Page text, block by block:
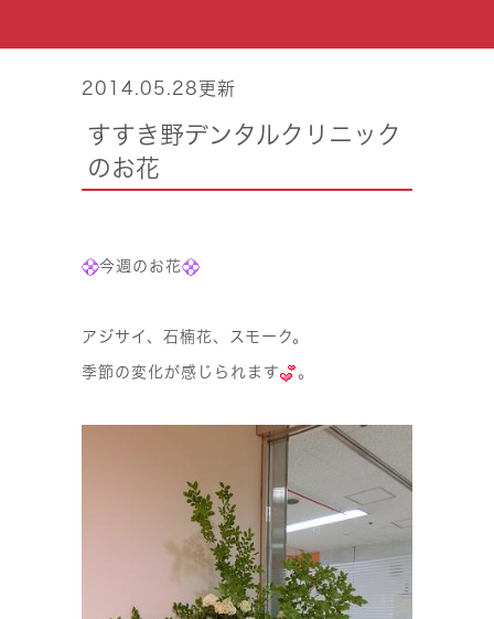
2014.05.28更新
すすき野デンタルクリニック
のお花
今週のお花
アジサイ、石楠花、スモーク。
季節の変化が感じられます 。